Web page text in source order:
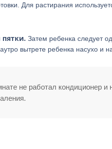
Для растирания
пятки. Затем ребенка следует
вытрете ребенка насухо и
не работал кондиционер